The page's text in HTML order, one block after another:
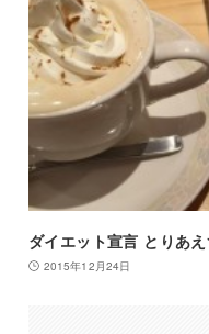
ダイエット宣言 とりあ
2015年12月24日